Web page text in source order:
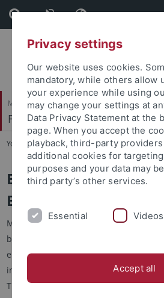
Skip
to
content
Skip
to
footer
Mathematisch-Naturwissenschaftliche Fakultät
Fachbereich Biologie
You are here: Startseite ... Ethik
Ethik, Theorie und
Biowissenschaften
Mit einem eigenenLehrstuhl
besteht im Fachbereich Biologie ein
einzigartiger dauerhafter Ort für
interdisziplinäre Forschung und Lehre
Theorie und Geschichte der
Privacy settings
Our website uses cookies.
mandatory, while others allow
your experience while using
may change your settings at
Data Privacy Statement at the
page. When you accept the
playback, third-party
additional cookies for
purposes and your data may
third party’s other services.
Essential Videos
Accept all